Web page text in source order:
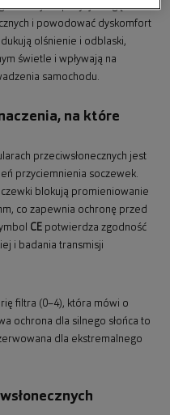
ekspozycji mogą
i powodować dyskomfort
olśnienie i odblaski,
świetle i wpływają na
samochodu.
na które
przeciwsłonecznych jest
przyciemnienia soczewek.
blokują promieniowanie
co zapewnia ochronę przed
CE potwierdza zgodność
i badania transmisji
filtra (0–4), która mówi o
ochrona dla silnego słońca to
dla ekstremalnego